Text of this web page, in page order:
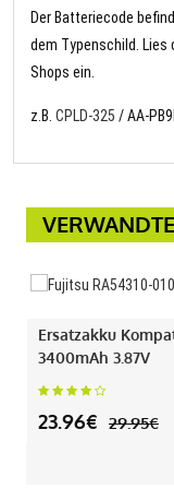
Der Batteriecode
dem Typenschild. Lies
Shops ein.
z.B. CPLD-325 / AA-
Ersatzakku
3400mAh 3.87V
23.96€ 29.95€